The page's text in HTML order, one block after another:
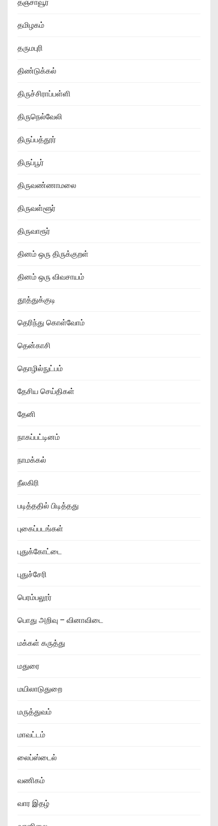
தமிழகம்
தருமபுரி
திண்டுக்கல்
திருச்சிராப்பள்ளி
திருநெல்வேலி
திருப்பத்தூர்
திருப்பூர்
திருவண்ணாமலை
திருவள்ளூர்
திருவாரூர்
தினம் ஒரு திருக்குறள்
தினம் ஒரு விவசாயம்
தூத்துக்குடி
தெரிந்து கொள்வோம்
தென்காசி
தொழில்நுட்பம்
தேசிய செய்திகள்
தேனி
நாகப்பட்டினம்
நாமக்கல்
நீலகிரி
படித்ததில் பிடித்தது
புகைப்படங்கள்
புதுக்கோட்டை
புதுச்சேரி
பெரம்பலூர்
பொது அறிவு – வினாவிடை
மக்கள் கருத்து
மதுரை
மயிலாடுதுறை
மருத்துவம்
மாவட்டம்
லைப்ஸ்டைல்
வணிகம்
வார இதழ்